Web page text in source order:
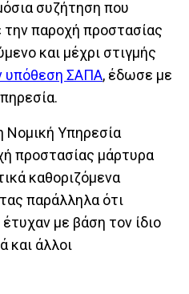
συζήτηση που
παροχή προστασίας
και μέχρι στιγμής
υπόθεση ΣΑΠΑ, έδωσε με
Νομική Υπηρεσία
προστασίας μάρτυρα
καθοριζόμενα
παράλληλα ότι
με βάση τον ίδιο
και άλλοι